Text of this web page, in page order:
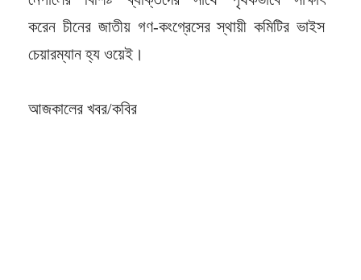
করেন চীনের জাতীয় গণ-কংগ্রেসের স্থায়ী কমিটির ভাইস
চেয়ারম্যান হ্য ওয়েই।
আজকালের খবর/কবির